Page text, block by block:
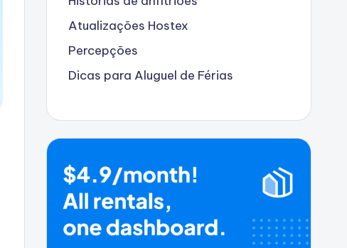
Atualizações Hostex
Percepções
Dicas para Aluguel de Férias